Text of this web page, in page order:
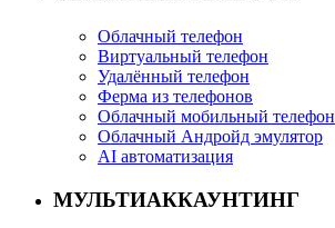
Облачный телефон
Виртуальный телефон
Удалённый телефон
Ферма из телефонов
Облачный мобильный телефон
Облачный Андройд эмулятор
AI автоматизация
МУЛЬТИАККАУНТИНГ